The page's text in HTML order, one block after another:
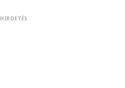
HIRDETÉS